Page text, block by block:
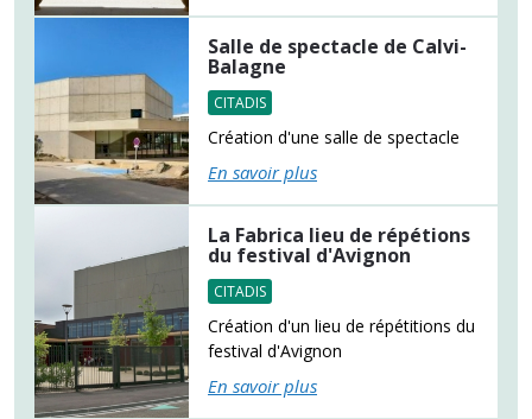
Salle de spectacle de Calvi-
Balagne
CITADIS
Création d'une salle de spectacle
En savoir plus
La Fabrica lieu de répétions
du festival d'Avignon
CITADIS
Création d'un lieu de répétitions du
festival d'Avignon
En savoir plus